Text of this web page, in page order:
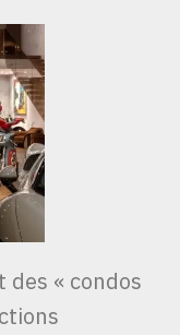
« condos